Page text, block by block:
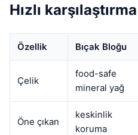
Hızlı karşılaştırma
Özellik Bıçak Bloğu
Çelik
food-safe
mineral yağ
Öne çıkan
keskinlik
koruma